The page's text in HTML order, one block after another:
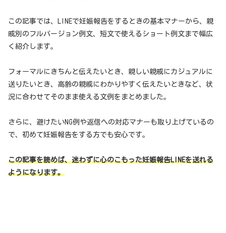
この記事では、LINEで妊娠報告をするときの基本マナーから、親
戚別のフルバージョン例文、短文で使えるショート例文まで幅広
く紹介します。
フォーマルにきちんと伝えたいとき、親しい親戚にカジュアルに
送りたいとき、高齢の親戚にわかりやすく伝えたいときなど、状
況に合わせてそのまま使える文例をまとめました。
さらに、避けたいNG例や返信への対応マナーも取り上げているの
で、初めて妊娠報告をする方でも安心です。
この記事を読めば、迷わずに心のこもった妊娠報告LINEを送れる
ようになります。